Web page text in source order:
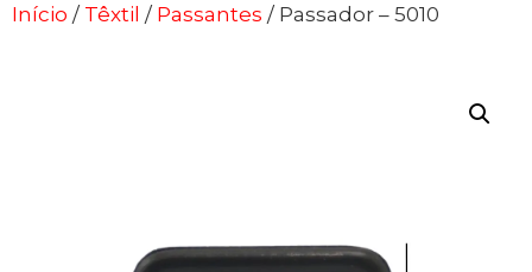
Início / Têxtil / Passantes / Passador – 5010